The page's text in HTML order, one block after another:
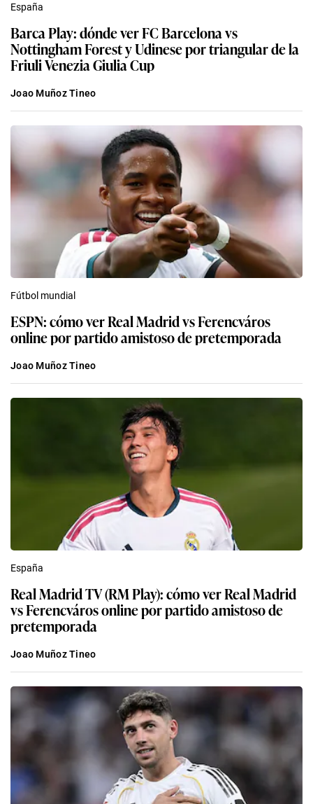
España
Barca Play: dónde ver FC Barcelona vs
Nottingham Forest y Udinese por triangular de la
Friuli Venezia Giulia Cup
Joao Muñoz Tineo
Fútbol mundial
ESPN: cómo ver Real Madrid vs Ferencváros
online por partido amistoso de pretemporada
Joao Muñoz Tineo
España
Real Madrid TV (RM Play): cómo ver Real Madrid
vs Ferencváros online por partido amistoso de
pretemporada
Joao Muñoz Tineo